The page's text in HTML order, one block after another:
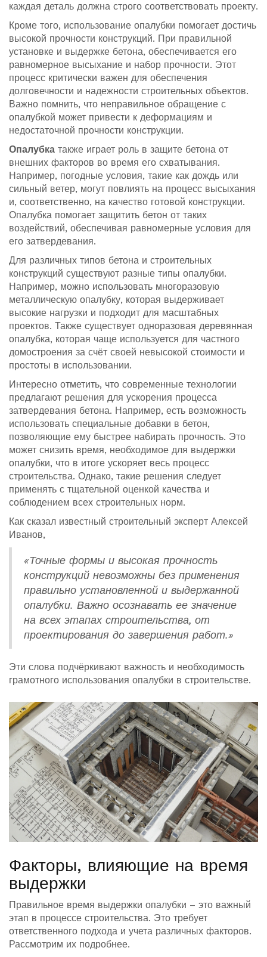
каждая деталь должна строго соответствовать проекту.
Кроме того, использование опалубки помогает достичь
высокой прочности конструкций. При правильной
установке и выдержке бетона, обеспечивается его
равномерное высыхание и набор прочности. Этот
процесс критически важен для обеспечения
долговечности и надежности строительных объектов.
Важно помнить, что неправильное обращение с
опалубкой может привести к деформациям и
недостаточной прочности конструкции.
Опалубка также играет роль в защите бетона от
внешних факторов во время его схватывания.
Например, погодные условия, такие как дождь или
сильный ветер, могут повлиять на процесс высыхания
и, соответственно, на качество готовой конструкции.
Опалубка помогает защитить бетон от таких
воздействий, обеспечивая равномерные условия для
его затвердевания.
Для различных типов бетона и строительных
конструкций существуют разные типы опалубки.
Например, можно использовать многоразовую
металлическую опалубку, которая выдерживает
высокие нагрузки и подходит для масштабных
проектов. Также существует одноразовая деревянная
опалубка, которая чаще используется для частного
домостроения за счёт своей невысокой стоимости и
простоты в использовании.
Интересно отметить, что современные технологии
предлагают решения для ускорения процесса
затвердевания бетона. Например, есть возможность
использовать специальные добавки в бетон,
позволяющие ему быстрее набирать прочность. Это
может снизить время, необходимое для выдержки
опалубки, что в итоге ускоряет весь процесс
строительства. Однако, такие решения следует
применять с тщательной оценкой качества и
соблюдением всех строительных норм.
Как сказал известный строительный эксперт Алексей
Иванов,
«Точные формы и высокая прочность
конструкций невозможны без применения
правильно установленной и выдержанной
опалубки. Важно осознавать ее значение
на всех этапах строительства, от
проектирования до завершения работ.»
Эти слова подчёркивают важность и необходимость
грамотного использования опалубки в строительстве.
Факторы, влияющие на время
выдержки
Правильное время выдержки опалубки – это важный
этап в процессе строительства. Это требует
ответственного подхода и учета различных факторов.
Рассмотрим их подробнее.